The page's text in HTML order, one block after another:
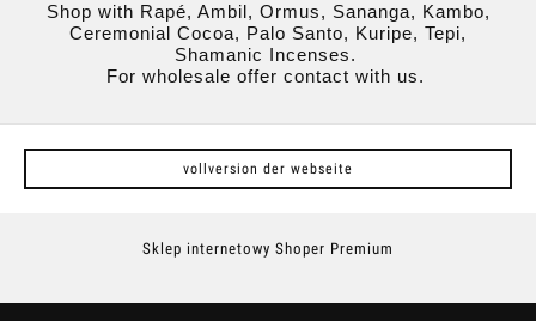
Shop with Rapé, Ambil, Ormus, Sananga, Kambo,
Ceremonial Cocoa, Palo Santo, Kuripe, Tepi,
Shamanic Incenses.
For wholesale offer contact with us.
vollversion der webseite
Sklep internetowy Shoper Premium